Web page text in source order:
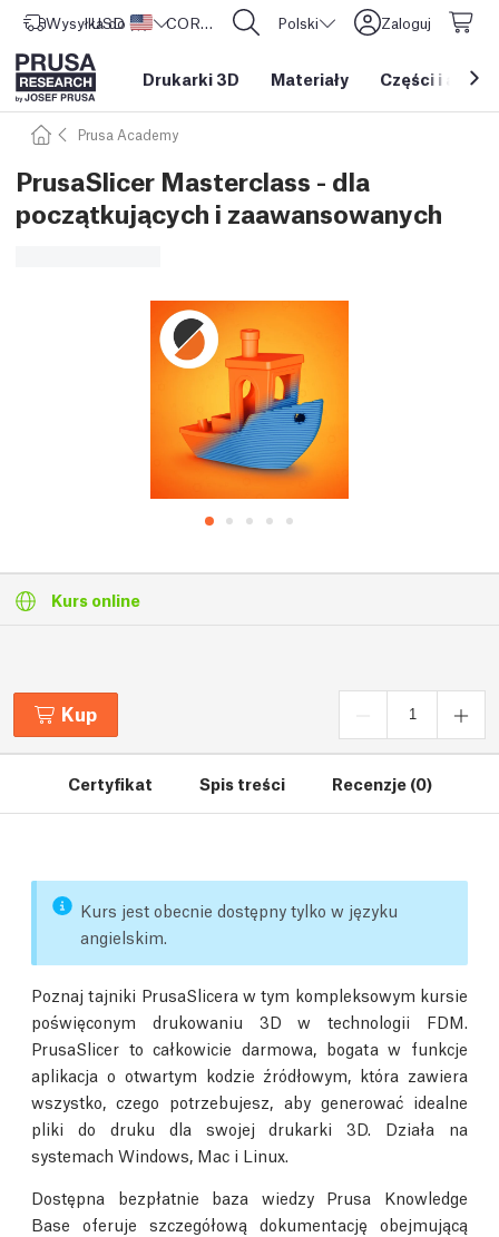
Wysyłka do Stany Zjednoczone
USD ($) CORE One L: Już w sprzedaży! Polski Zaloguj
Drukarki 3D Materiały Części i
Prusa Academy
PrusaSlicer Masterclass - dla
początkujących i zaawansowanych
Kurs online
Kup
Certyfikat Spis treści Recenzje (0)
Kurs jest obecnie dostępny tylko w języku
angielskim.
Poznaj tajniki PrusaSlicera w tym kompleksowym kursie
poświęconym drukowaniu 3D w technologii FDM.
PrusaSlicer to całkowicie darmowa, bogata w funkcje
aplikacja o otwartym kodzie źródłowym, która zawiera
wszystko, czego potrzebujesz, aby generować idealne
pliki do druku dla swojej drukarki 3D. Działa na
systemach Windows, Mac i Linux.
Dostępna bezpłatnie baza wiedzy Prusa Knowledge
Base oferuje szczegółową dokumentację obejmującą